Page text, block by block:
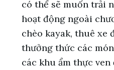
có thể sẽ muốn trải
hoạt động ngoài
chèo kayak, thuê xe
thưởng thức các
các khu ẩm thực